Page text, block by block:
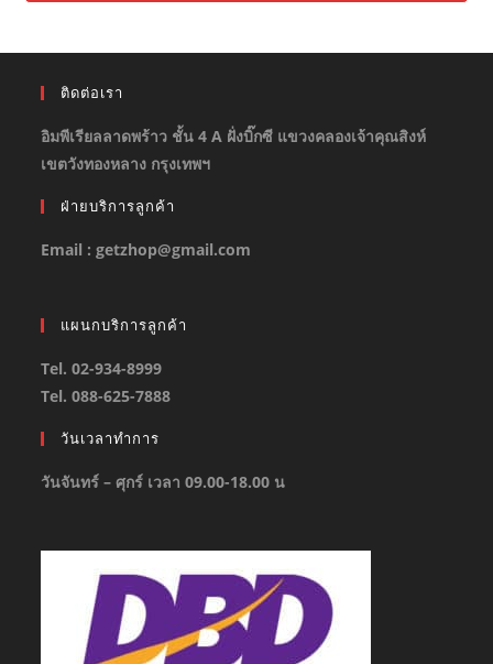
ติดต่อเรา
อิมพีเรียลลาดพร้าว ชั้น 4 A ฝั่งบิ๊กซี แขวงคลองเจ้าคุณสิงห์
เขตวังทองหลาง กรุงเทพฯ
ฝ่ายบริการลูกค้า
Email : getzhop@gmail.com
แผนกบริการลูกค้า
Tel. 02-934-8999
Tel. 088-625-7888
วันเวลาทำการ
วันจันทร์ – ศุกร์ เวลา 09.00-18.00 น